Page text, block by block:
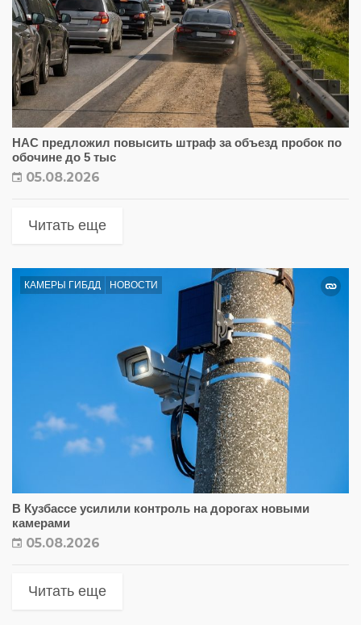
НАС предложил повысить штраф за объезд пробок по
обочине до 5 тыс
05.08.2026
Читать еще
КАМЕРЫ ГИБДД НОВОСТИ
В Кузбассе усилили контроль на дорогах новыми
камерами
05.08.2026
Читать еще